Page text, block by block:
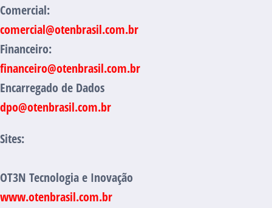
Comercial:
comercial@otenbrasil.com.br
Financeiro:
financeiro@otenbrasil.com.br
Encarregado de Dados
dpo@otenbrasil.com.br
Sites:
OT3N Tecnologia e Inovação
www.otenbrasil.com.br